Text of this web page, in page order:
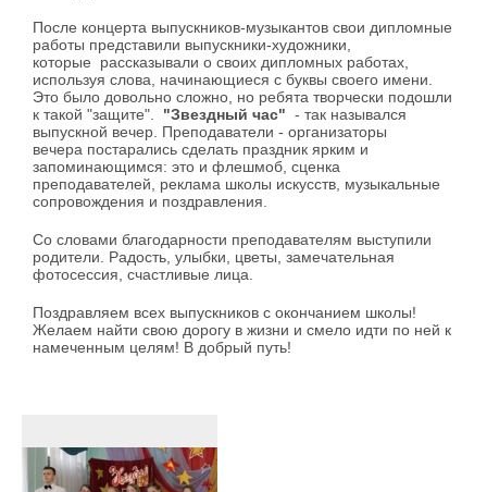
После концерта выпускников-музыкантов свои дипломные
работы представили выпускники-художники,
которые рассказывали о своих дипломных работах,
используя слова, начинающиеся с буквы своего имени.
Это было довольно сложно, но ребята творчески подошли
к такой "защите". "Звездный час" - так назывался
выпускной вечер. Преподаватели - организаторы
вечера постарались сделать праздник ярким и
запоминающимся: это и флешмоб, сценка
преподавателей, реклама школы искусств, музыкальные
сопровождения и поздравления.
Со словами благодарности преподавателям выступили
родители. Радость, улыбки, цветы, замечательная
фотосессия, счастливые лица.
Поздравляем всех выпускников с окончанием школы!
Желаем найти свою дорогу в жизни и смело идти по ней к
намеченным целям! В добрый путь!